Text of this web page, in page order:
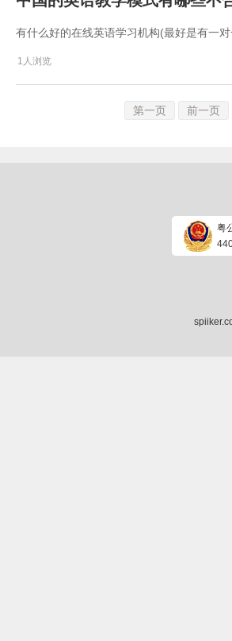
有什么好的在线英语学习机构(最好是有一对
1人浏览
第一页 前一页
粤